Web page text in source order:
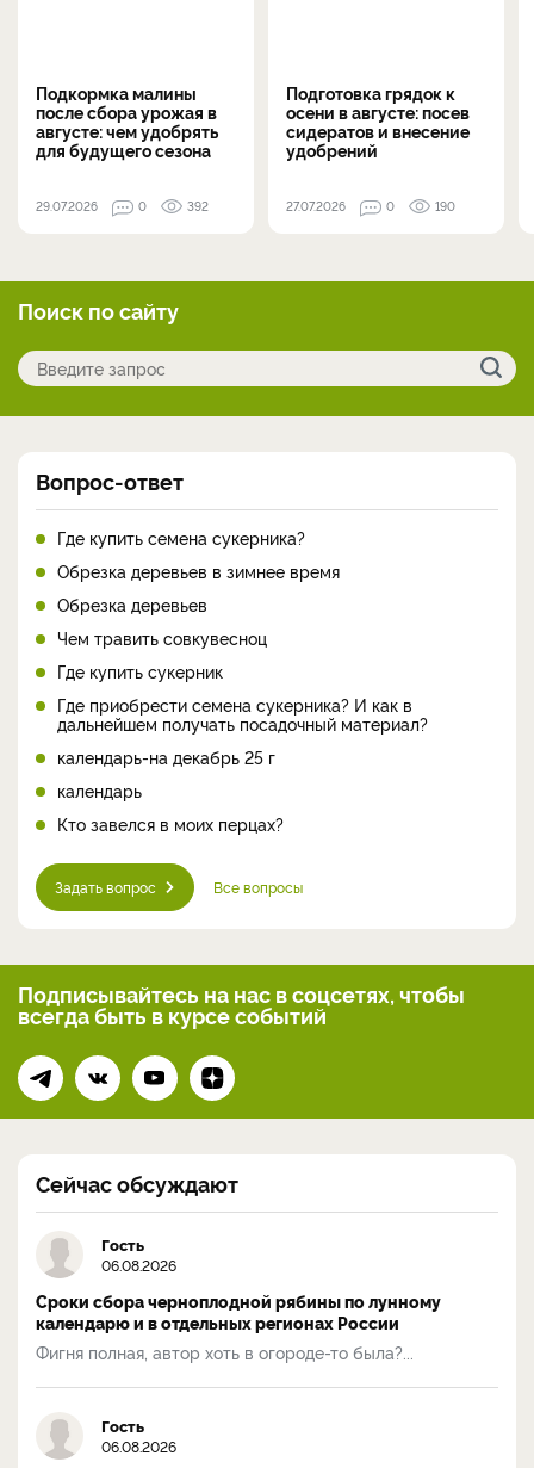
Подкормка малины
после сбора урожая в
августе: чем удобрять
для будущего сезона
29.07.2026 0 392
Подготовка грядок к
осени в августе: посев
сидератов и внесение
удобрений
27.07.2026 0 190
Поиск по сайту
Вопрос-ответ
Где купить семена сукерника?
Обрезка деревьев в зимнее время
Обрезка деревьев
Чем травить совкувесноц
Где купить сукерник
Где приобрести семена сукерника? И как в
дальнейшем получать посадочный материал?
календарь-на декабрь 25 г
календарь
Кто завелся в моих перцах?
Задать вопрос Все вопросы
Подписывайтесь на нас в соцсетях, чтобы
всегдабыть в курсе событий
Сейчас обсуждают
Гость
06.08.2026
Сроки сбора черноплодной рябины по лунному
календарю и в отдельных регионах России
Фигня полная, автор хоть в огороде-то была?...
Гость
06.08.2026